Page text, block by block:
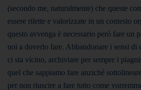
(secondo me, naturalmente) che queste
essere rilette e valorizzate in un contesto
questo avvenga è necessario però fare un
noi a doverlo fare. Abbandonare i sensi di
ci sta vicino, archiviare per sempre i
quel che sappiamo fare anziché
per non riuscire a fare tutto come